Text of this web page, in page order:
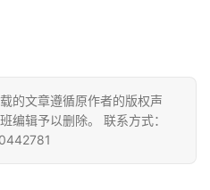
的文章遵循原作者的版权声
编辑予以删除。 联系方式：